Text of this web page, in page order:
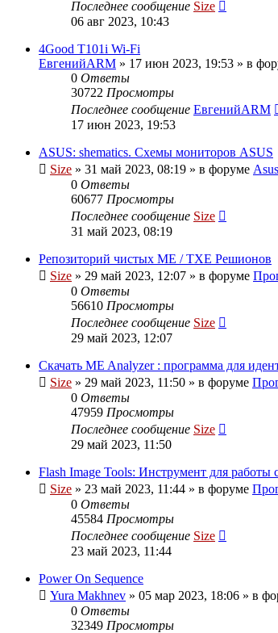
Последнее сообщение Size
06 авг 2023, 10:43
4Good T101i Wi-Fi
ЕвгенийARM » 17 июн 2023, 19:53 » в
0 Ответы
30722 Просмотры
Последнее сообщение ЕвгенийARM
17 июн 2023, 19:53
ASUS: shematics. Схемы мониторов ASUS
Size » 31 май 2023, 08:19 » в форуме Asus
0 Ответы
60677 Просмотры
Последнее сообщение Size
31 май 2023, 08:19
Репозиторий чистых ME / TXE Решионов
Size » 29 май 2023, 12:07 » в форуме
0 Ответы
56610 Просмотры
Последнее сообщение Size
29 май 2023, 12:07
Скачать ME Analyzer : программа для
Size » 29 май 2023, 11:50 » в форуме
0 Ответы
47959 Просмотры
Последнее сообщение Size
29 май 2023, 11:50
Flash Image Tools: Инструмент для
Size » 23 май 2023, 11:44 » в форуме
0 Ответы
45584 Просмотры
Последнее сообщение Size
23 май 2023, 11:44
Power On Sequence
Yura Makhnev » 05 мар 2023, 18:06 » в
0 Ответы
32349 Просмотры